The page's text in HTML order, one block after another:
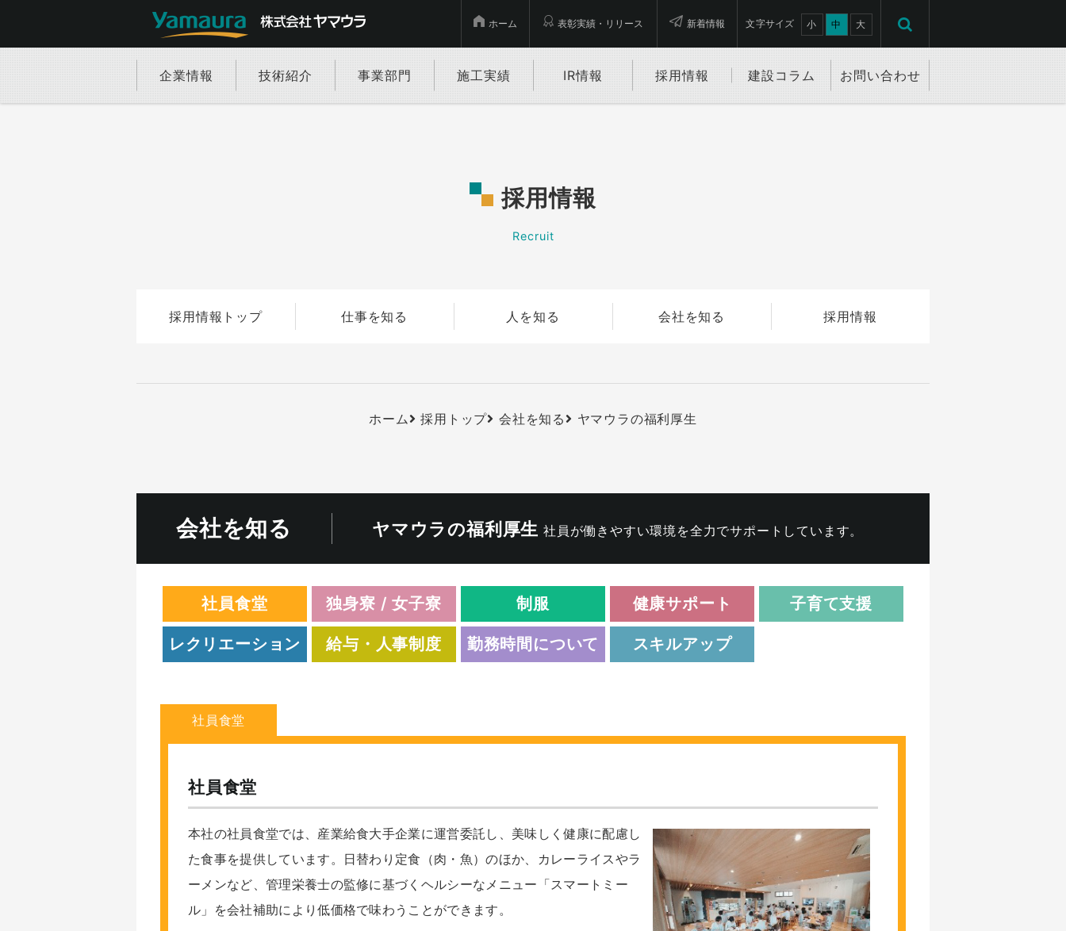
ホーム 表彰実績・リリース 新着情報 文字サイズ 小 中 大
企業情報 技術紹介 事業部門 施工実績 IR情報 採用情報 建設コラム お問い合わせ
採用情報
Recruit
採用情報トップ 仕事を知る 人を知る 会社を知る 採用情報
ホーム 採用トップ 会社を知る ヤマウラの福利厚生
会社を知る ヤマウラの福利厚生 社員が働きやすい環境を全力でサポートしています。
社員食堂 独身寮 / 女子寮 制服 健康サポート 子育て支援
レクリエーション 給与・人事制度 勤務時間について スキルアップ
社員食堂
社員食堂
本社の社員食堂では、産業給食大手企業に運営委託し、美味しく健康に配慮し
た食事を提供しています。日替わり定食（肉・魚）のほか、カレーライスやラ
ーメンなど、管理栄養士の監修に基づくヘルシーなメニュー「スマートミー
ル」を会社補助により低価格で味わうことができます。